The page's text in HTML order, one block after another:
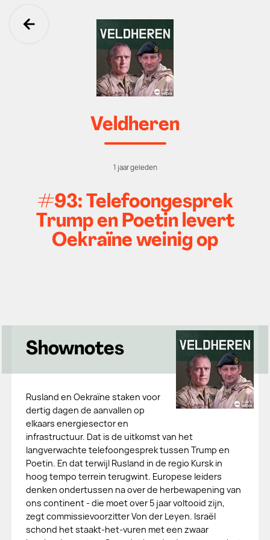
Ga terug
Veldheren
1 jaar geleden
#93: Telefoongesprek
Trump en Poetin levert
Oekraïne weinig op
Shownotes
Rusland en Oekraïne staken voor
dertig dagen de aanvallen op
elkaars energiesector en
infrastructuur. Dat is de uitkomst van het
langverwachte telefoongesprek tussen Trump en
Poetin. En dat terwijl Rusland in de regio Kursk in
hoog tempo terrein terugwint. Europese leiders
denken ondertussen na over de herbewapening van
ons continent - die moet over 5 jaar voltooid zijn,
zegt commissievoorzitter Von der Leyen. Israël
schond het staakt-het-vuren met een zwaar